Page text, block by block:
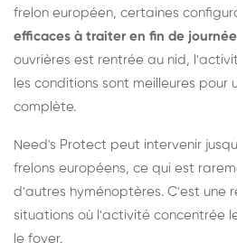
frelon européen, certaines
efficaces à traiter en fin de journée
ouvrières est rentrée au nid,
les conditions sont meilleures pour
complète.
Need's Protect peut intervenir
frelons européens, ce qui est
d'autres hyménoptères. C'est une
situations où l'activité concentrée
le foyer.